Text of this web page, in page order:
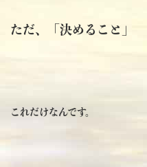
ただ、「決めること」
これだけなんです。